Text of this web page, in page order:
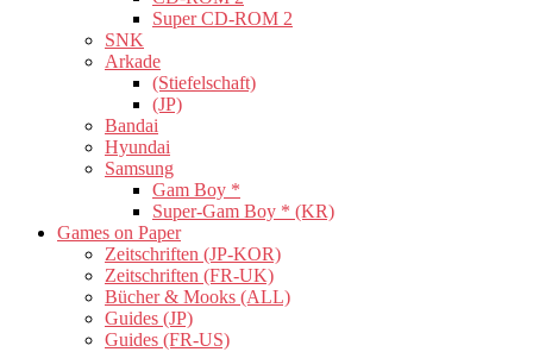
Super CD-ROM 2
SNK
Arkade
(Stiefelschaft)
(JP)
Bandai
Hyundai
Samsung
Gam Boy *
Super-Gam Boy * (KR)
Games on Paper
Zeitschriften (JP-KOR)
Zeitschriften (FR-UK)
Bücher & Mooks (ALL)
Guides (JP)
Guides (FR-US)